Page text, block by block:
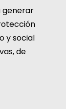
generar
y social
de